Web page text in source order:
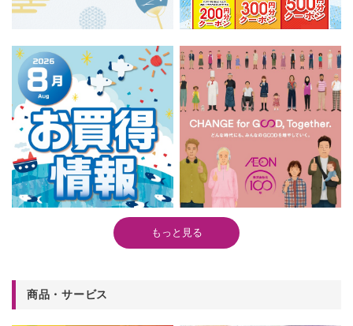
もっと見る
商品・サービス